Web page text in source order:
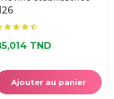
TND
Ajouter au panier